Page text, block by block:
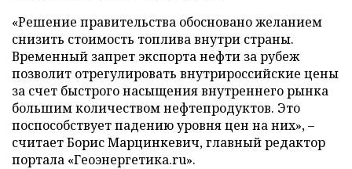
«Решение правительства обосновано желанием
снизить стоимость топлива внутри страны.
Временный запрет экспорта нефти за рубеж
позволит отрегулировать внутрироссийские цены
за счет быстрого насыщения внутреннего рынка
большим количеством нефтепродуктов. Это
поспособствует падению уровня цен на них», –
считает Борис Марцинкевич, главный редактор
портала «Геоэнергетика.ru».